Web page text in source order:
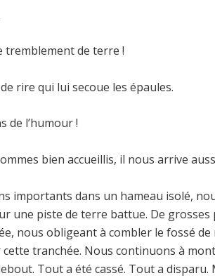
tremblement de terre !
rire qui lui secoue les épaules.
de l’humour !
bien accueillis, il nous arrive
importants dans un hameau isolé,
une piste de terre battue. De
nous obligeant à combler le fossé
tranchée. Nous continuons à
Tout a été cassé. Tout a